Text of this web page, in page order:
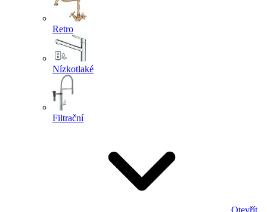
Retro
Nízkotlaké
Filtrační
Otevřít